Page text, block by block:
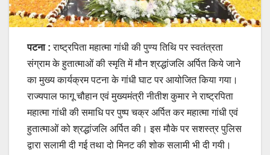
पटना : राष्ट्रपिता महात्मा गांधी की पुण्य तिथि पर स्वतंत्रता
संग्राम के हुतात्माओं की स्मृति में मौन श्रद्धांजलि अर्पित किये जाने
का मुख्य कार्यक्रम पटना के गांधी घाट पर आयोजित किया गया।
राज्यपाल फागू चौहान एवं मुख्यमंत्री नीतीश कुमार ने राष्ट्रपिता
महात्मा गांधी की समाधि पर पुष्प चक्र अर्पित कर महात्मा गांधी एवं
हुतात्माओं को श्रद्धांजलि अर्पित की। इस मौके पर सशस्त्र पुलिस
द्वारा सलामी दी गई तथा दो मिनट की शोक सलामी भी दी गयी।